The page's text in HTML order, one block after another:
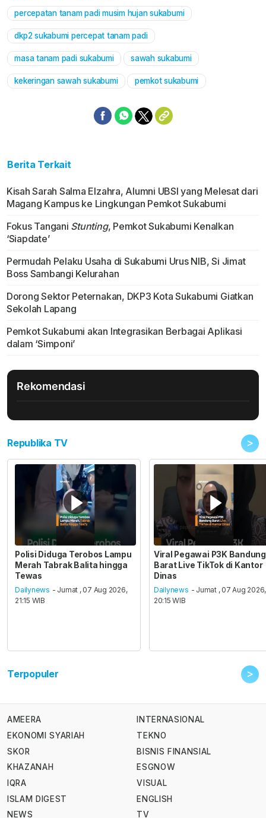
percepatan tanam padi musim hujan sukabumi
dkp2 sukabumi percepat tanam padi
masa tanam padi sukabumi sawah sukabumi
kekeringan sawah sukabumi pemkot sukabumi
Berita Terkait
Kisah Sarah Salma Elzahra, Alumni UBSI yang Melesat dari
Magang Kampus ke Lingkungan Pemkot Sukabumi
Fokus Tangani Stunting, Pemkot Sukabumi Kenalkan
‘Siapdate’
Permudah Pelaku Usaha di Sukabumi Urus NIB, Si Jimat
Boss Sambangi Kelurahan
Dorong Sektor Peternakan, DKP3 Kota Sukabumi Giatkan
Sekolah Lapang
Pemkot Sukabumi akan Integrasikan Berbagai Aplikasi
dalam ‘Simponi’
Rekomendasi
Republika TV >
Polisi Diduga Terobos Lampu
Merah Tabrak Balita hingga
Tewas
Dailynews - Jumat , 07 Aug 2026,
21:15 WIB
Viral Pegawai P3K Bandung
Barat Live TikTok di Kantor
Dinas
Dailynews - Jumat , 07 Aug 2026,
20:15 WIB
Terpopuler >
AMEERA
EKONOMI SYARIAH
SKOR
KHAZANAH
IQRA
ISLAM DIGEST
NEWS
INTERNASIONAL
TEKNO
BISNIS FINANSIAL
ESGNOW
VISUAL
ENGLISH
TV